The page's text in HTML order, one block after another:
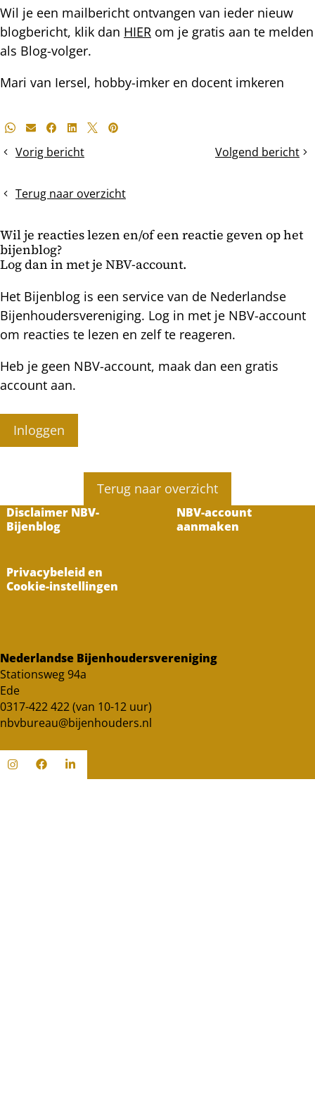
Wil je een mailbericht ontvangen van ieder nieuw
blogbericht, klik dan HIER om je gratis aan te melden
als Blog-volger.
Mari van Iersel, hobby-imker en docent imkeren
Deel
bericht
Whatsapp
E-mailFacebook
LinkedIn
X Pinterest
Vorig bericht
De
gaat
dagen
echt
los
Volgend bericht
Invoeren
op
Terug naar overzicht
Wil je reacties lezen en/of een reactie geven op het
bijenblog?
Log dan in met je NBV-account.
Het Bijenblog is een service van de Nederlandse
Bijenhoudersvereniging. Log in met je NBV-account
om reacties te lezen en zelf te reageren.
Heb je geen NBV-account, maak dan een gratis
account aan.
Inloggen
Terug naar overzicht
Disclaimer NBV-
Bijenblog
NBV-account
aanmaken
Privacybeleid en
Cookie-instellingen
Nederlandse Bijenhoudersvereniging
Stationsweg 94a
Ede
0317-422 422 (van 10-12 uur)
nbvbureau@bijenhouders.nl